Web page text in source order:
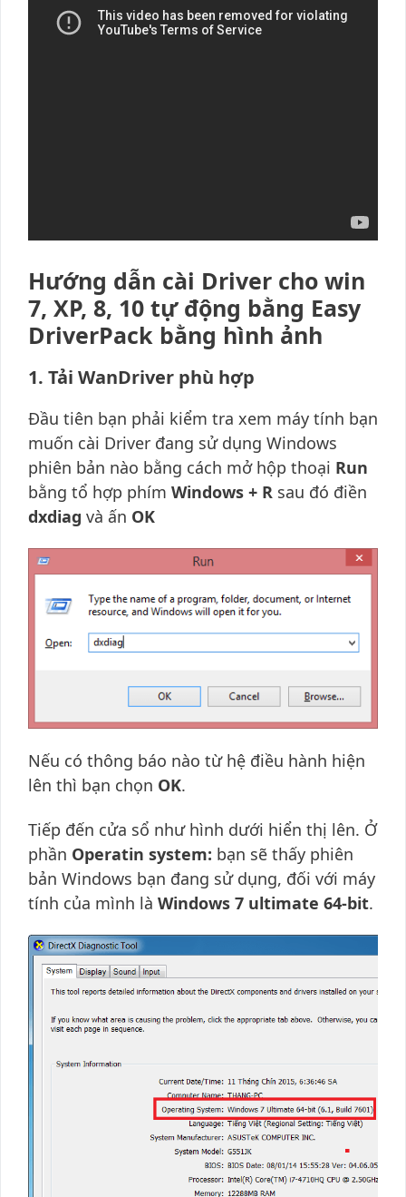
Hướng dẫn cài Driver cho win
7, XP, 8, 10 tự động bằng Easy
DriverPack bằng hình ảnh
1. Tải WanDriver phù hợp
Đầu tiên bạn phải kiểm tra xem máy tính bạn
muốn cài Driver đang sử dụng Windows
phiên bản nào bằng cách mở hộp thoại Run
bằng tổ hợp phím Windows + R sau đó điền
dxdiag và ấn OK
Nếu có thông báo nào từ hệ điều hành hiện
lên thì bạn chọn OK.
Tiếp đến cửa sổ như hình dưới hiển thị lên. Ở
phần Operatin system: bạn sẽ thấy phiên
bản Windows bạn đang sử dụng, đối với máy
tính của mình là Windows 7 ultimate 64-bit.